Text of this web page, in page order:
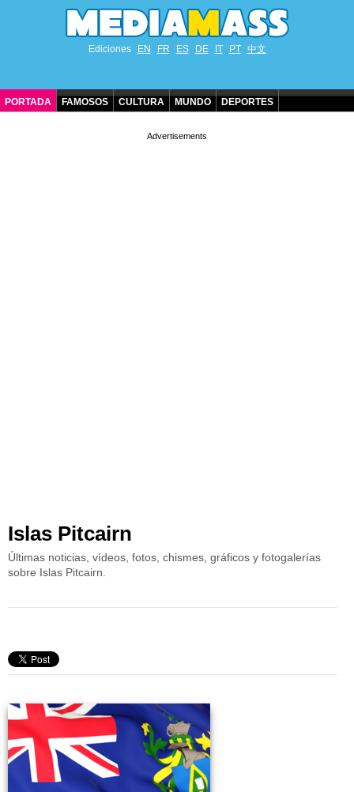
Ediciones EN FR ES DE IT PT 中文
PORTADA FAMOSOS CULTURA MUNDO DEPORTES
Islas Pitcairn
Últimas noticias, vídeos, fotos, chismes, gráficos y fotogalerías
sobre Islas Pitcairn.